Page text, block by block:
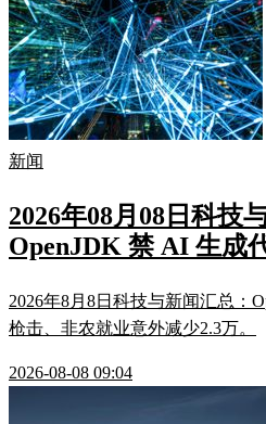
新闻
2026年08月08日科技
OpenJDK 禁 AI 生成
2026年8月8日科技与新闻汇总：
枪击、非农就业意外减少2.3万。
2026-08-08 09:04